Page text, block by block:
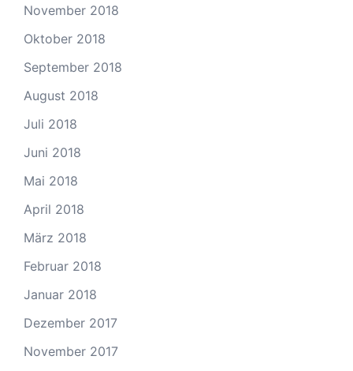
November 2018
Oktober 2018
September 2018
August 2018
Juli 2018
Juni 2018
Mai 2018
April 2018
März 2018
Februar 2018
Januar 2018
Dezember 2017
November 2017